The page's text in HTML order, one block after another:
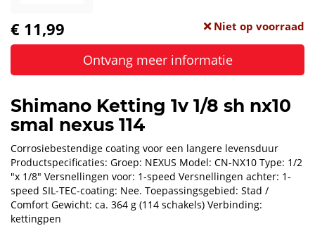
€ 11,99 Niet op voorraad
Ontvang meer informatie
Shimano Ketting 1v 1/8 sh nx10
smal nexus 114
Corrosiebestendige coating voor een langere levensduur
Productspecificaties: Groep: NEXUS Model: CN-NX10 Type: 1/2
"x 1/8" Versnellingen voor: 1-speed Versnellingen achter: 1-
speed SIL-TEC-coating: Nee. Toepassingsgebied: Stad /
Comfort Gewicht: ca. 364 g (114 schakels) Verbinding:
kettingpen